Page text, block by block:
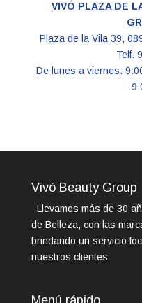
VIVÓ PLAZA DE
Plaza de la Vila 39,
Telf.
De lunes a viernes:
Vivó Beauty Group
Llevamos más de 30
de Belleza, con las
brindando un servicio
nuestros clientes